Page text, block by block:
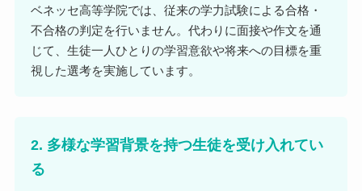
ベネッセ高等学院では、従来の学力試験による合格・
不合格の判定を行いません。代わりに面接や作文を通
じて、生徒一人ひとりの学習意欲や将来への目標を重
視した選考を実施しています。
2. 多様な学習背景を持つ生徒を受け入れてい
る